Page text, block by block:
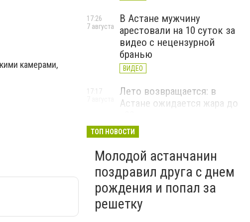
камерами,
В Астане мужчину
арестовали на 10 суток за
видео с нецензурной
бранью
ВИДЕО
17:26
7 августа
Лето возвращается: в
Астане ожидается жара до
17:17
ТОП НОВОСТИ
Молодой астанчанин
поздравил друга с днем
рождения и попал за
решетку